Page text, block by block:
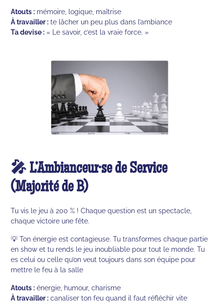
Atouts : mémoire, logique, maîtrise
À travailler : te lâcher un peu plus dans l’ambiance
Ta devise : « Le savoir, c’est la vraie force. »
🎤 L’Ambianceur·se de Service
(Majorité de B)
Tu vis le jeu à 200 % ! Chaque question est un spectacle,
chaque victoire une fête.
💡 Ton énergie est contagieuse. Tu transformes chaque partie
en show et tu rends le jeu inoubliable pour tout le monde. Tu
es celui ou celle qu’on veut toujours dans son équipe pour
mettre le feu à la salle
Atouts : énergie, humour, charisme
À travailler : canaliser ton feu quand il faut réfléchir vite